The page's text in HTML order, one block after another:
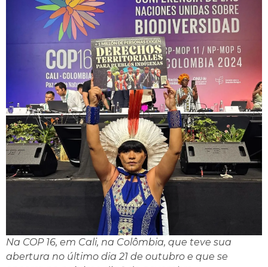
Na COP 16, em Cali, na Colômbia, que teve sua
abertura no último dia 21 de outubro e que se